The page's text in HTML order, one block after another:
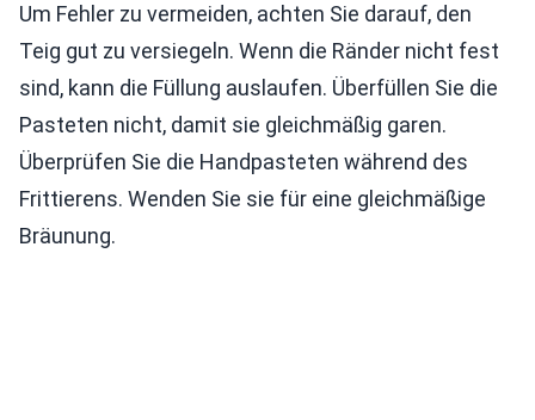
Um Fehler zu vermeiden, achten Sie darauf, den
Teig gut zu versiegeln. Wenn die Ränder nicht fest
sind, kann die Füllung auslaufen. Überfüllen Sie die
Pasteten nicht, damit sie gleichmäßig garen.
Überprüfen Sie die Handpasteten während des
Frittierens. Wenden Sie sie für eine gleichmäßige
Bräunung.